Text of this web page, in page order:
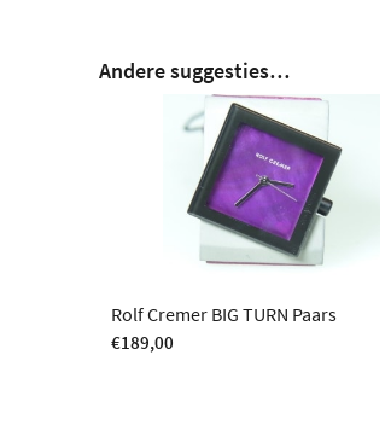
Andere suggesties…
Rolf Cremer BIG TURN Paars
€189,00